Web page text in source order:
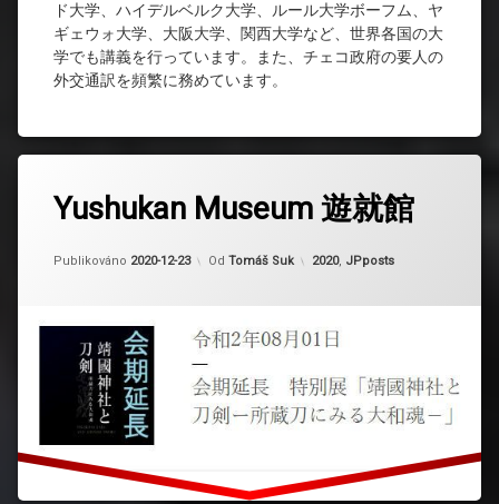
ド大学、ハイデルベルク大学、ルール大学ボーフム、ヤ
ギェウォ大学、大阪大学、関西大学など、世界各国の大
学でも講義を行っています。また、チェコ政府の要人の
外交通訳を頻繁に務めています。
Yushukan Museum 遊就館
Publikováno 2020-12-23
Aktualizováno 2024-03-11
Od Tomáš Suk Kategorie:
2020, JPposts